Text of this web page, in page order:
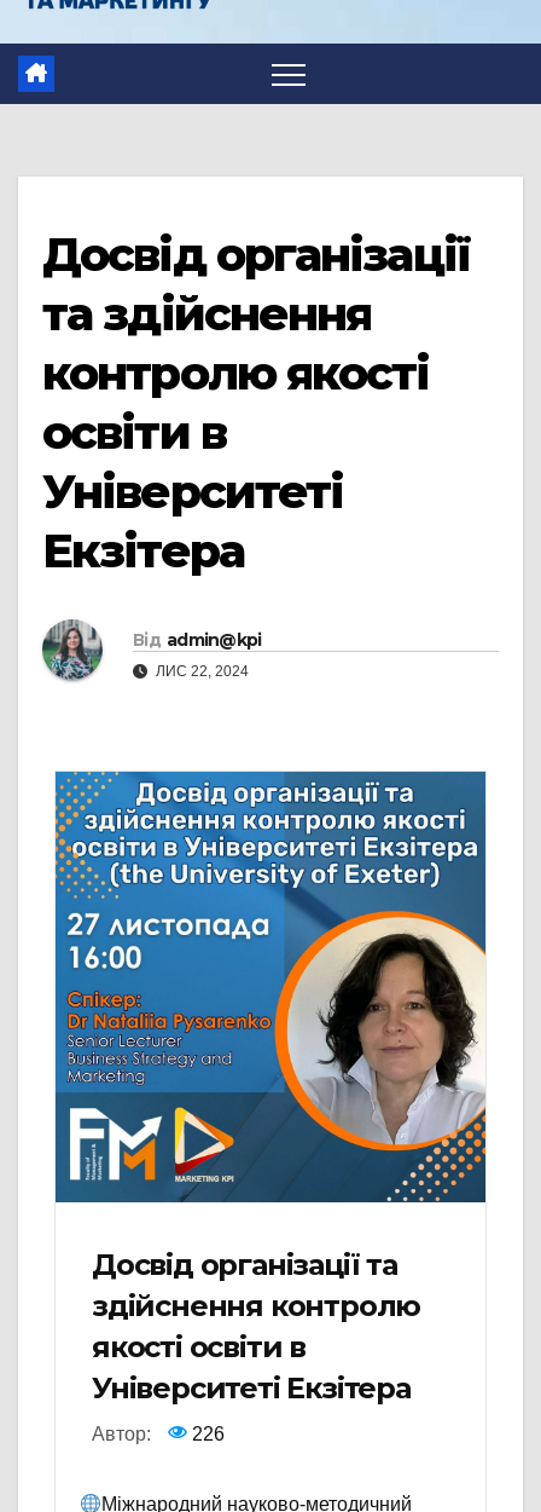
Досвід організації
та здійснення
контролю якості
освіти в
Університеті
Екзітера
Від admin@kpi
ЛИС 22, 2024
Досвід організації та
здійснення контролю
якості освіти в
Університеті Екзітера
Автор: 226
Міжнародний науково-методичний